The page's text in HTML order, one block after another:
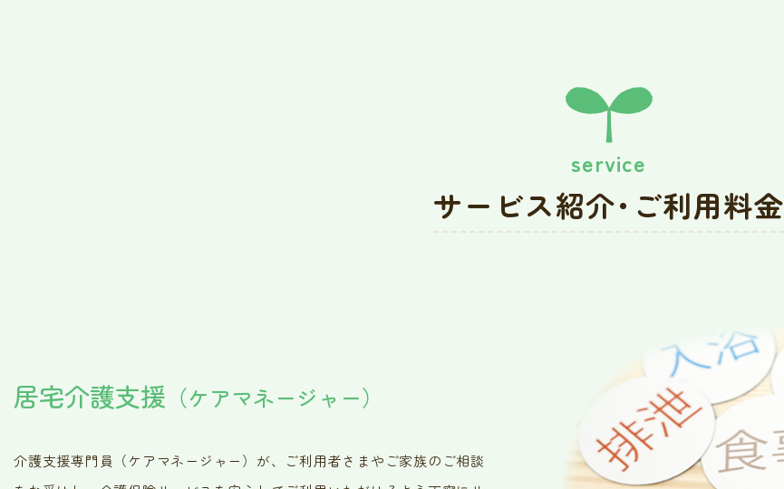
service
サービス紹介･ご利用料金
居宅介護支援 （ケアマネージャー）
介護支援専門員（ケアマネージャー）が、ご利用者さまやご家族のご相談